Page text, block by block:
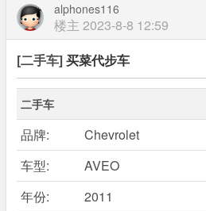
alphones116
楼主 2023-8-8 12:59
[二手车]买菜代步车
二手车
品牌:
Chevrolet
车型:
AVEO
年份:
2011